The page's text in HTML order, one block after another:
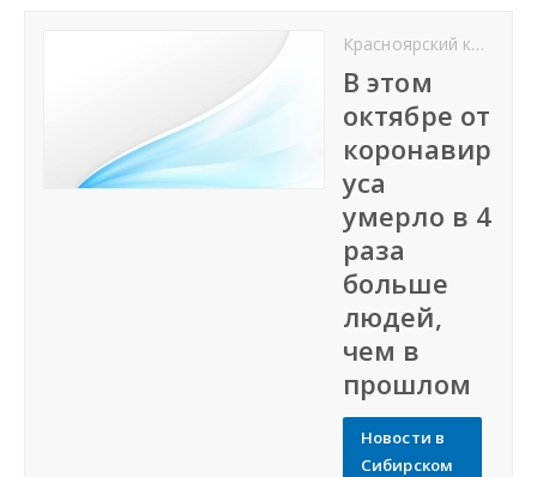
Новости Красноярского края
Сайты края
Красноярский край новости
В этом
октябре от
коронавир
уса
умерло в 4
раза
больше
людей,
чем в
прошлом
Новости в
Сибирском